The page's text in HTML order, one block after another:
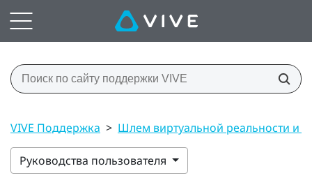
VIVE Поддержка > Шлем виртуальной реальности и
Руководства пользователя